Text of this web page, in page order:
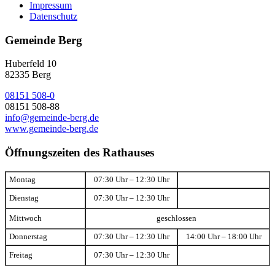
Impressum
Datenschutz
Gemeinde Berg
Huberfeld 10
82335 Berg
08151 508-0
08151 508-88
info@gemeinde-berg.de
www.gemeinde-berg.de
Öffnungszeiten des Rathauses
Montag 07:30 Uhr – 12:30 Uhr
Dienstag 07:30 Uhr – 12:30 Uhr
Mittwoch geschlossen
Donnerstag 07:30 Uhr – 12:30 Uhr 14:00 Uhr – 18:00 Uhr
Freitag 07:30 Uhr – 12:30 Uhr